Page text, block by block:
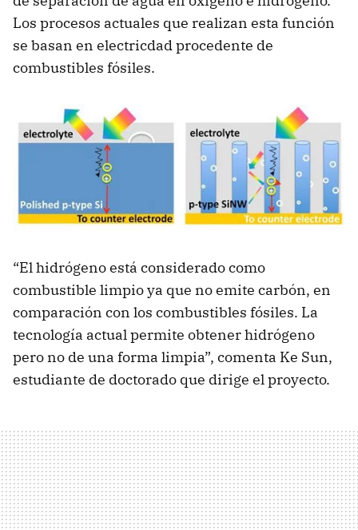
Los procesos actuales que realizan esta función
se basan en electricdad procedente de
combustibles fósiles.
“El hidrógeno está considerado como
combustible limpio ya que no emite carbón, en
comparación con los combustibles fósiles. La
tecnología actual permite obtener hidrógeno
pero no de una forma limpia”, comenta Ke Sun,
estudiante de doctorado que dirige el proyecto.